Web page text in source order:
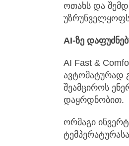
ოთახს და
AI-ზე
AI Fast &
ავტომატურად
შეამციროს
დაყრდნობით.
ორმაგი